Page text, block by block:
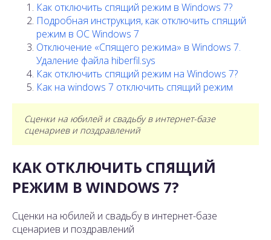
Как отключить спящий режим в Windows 7?
Подробная инструкция, как отключить спящий
режим в ОС Windows 7
Отключение «Спящего режима» в Windows 7.
Удаление файла hiberfil.sys
Как отключить спящий режим на Windows 7?
Как на windows 7 отключить спящий режим
Сценки на юбилей и свадьбу в интернет-базе
сценариев и поздравлений
КАК ОТКЛЮЧИТЬ СПЯЩИЙ
РЕЖИМ В WINDOWS 7?
Сценки на юбилей и свадьбу в интернет-базе
сценариев и поздравлений